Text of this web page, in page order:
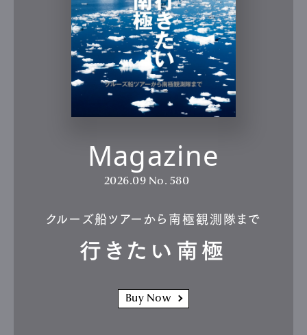
Magazine
2026.09 No. 580
クルーズ船ツアーから南極観測隊まで
行きたい南極
Buy Now